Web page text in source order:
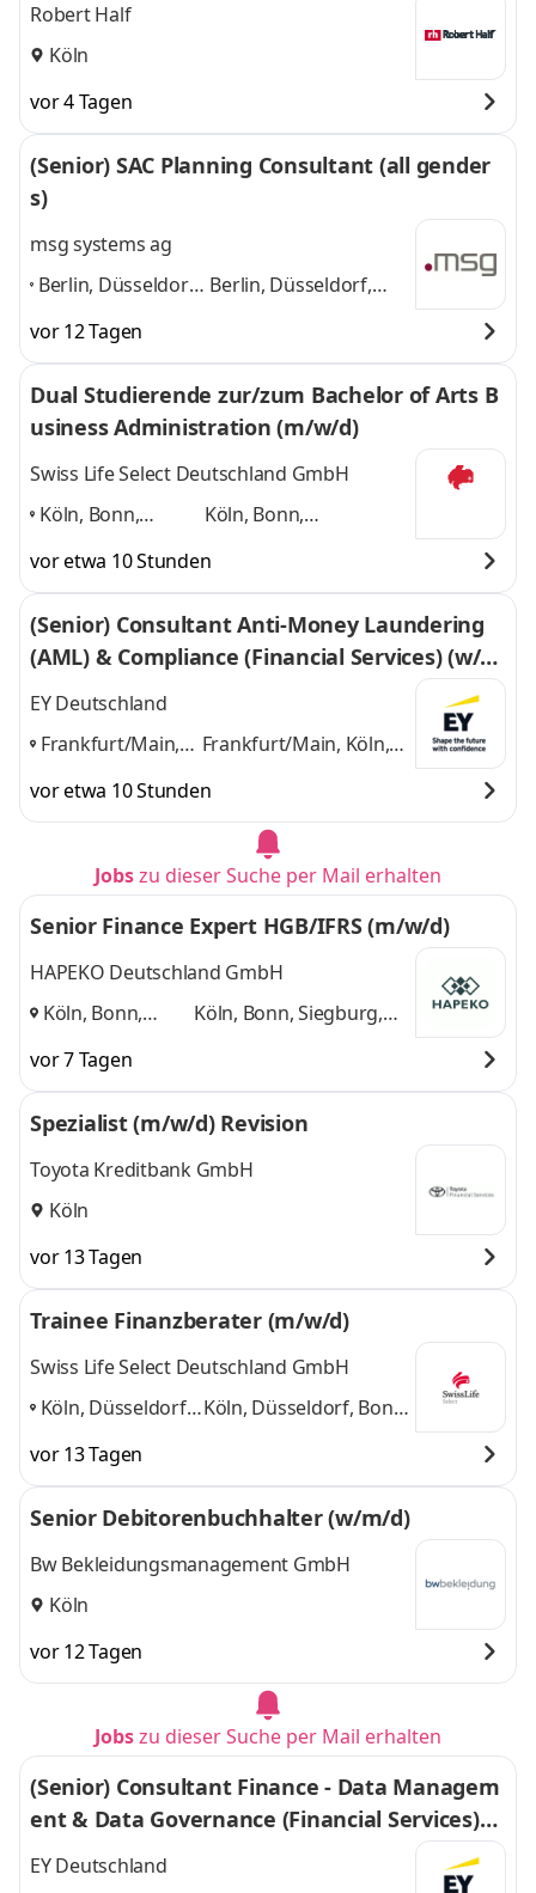
Robert Half
Köln
vor 4 Tagen
(Senior) SAC Planning Consultant (all gender
s)
msg systems ag
Berlin, Düsseldorf,
Hamburg,
Ismaning bei
München, Köln,
Berlin, Düsseldorf,
bei München, Köln
und 4 weitere
vor 12 Tagen
Dual Studierende zur/zum Bachelor of Arts B
usiness Administration (m/w/d)
Swiss Life Select Deutschland GmbH
Köln, Bonn,
Solingen,
Dortmund,
Siegen,
Köln, Bonn,
Dortmund, Siegen
4 weitere
vor etwa 10 Stunden
(Senior) Consultant Anti-Money Laundering
(AML) & Compliance (Financial Services) (w/
m/d)
EY Deutschland
Frankfurt/Main,
München,
Frankfurt/Main, Köln,
und 2 weitere
vor etwa 10 Stunden
Jobszu dieser Suche per Mail erhalten
Senior Finance Expert HGB/IFRS (m/w/d)
HAPEKO Deutschland GmbH
Köln, Bonn,
Hennef,
Köln, Bonn, Siegburg,
vor 7 Tagen
Spezialist (m/w/d) Revision
Toyota Kreditbank GmbH
Köln
vor 13 Tagen
Trainee Finanzberater (m/w/d)
Swiss Life Select Deutschland GmbH
Köln, Düsseldorf,
Essen, Bochum
Köln, Düsseldorf, Bonn,
vor 13 Tagen
Senior Debitorenbuchhalter (w/m/d)
Bw Bekleidungsmanagement GmbH
Köln
vor 12 Tagen
Jobszu dieser Suche per Mail erhalten
(Senior) Consultant Finance - Data Managem
ent & Data Governance (Financial Services)
(w/m/d)
EY Deutschland